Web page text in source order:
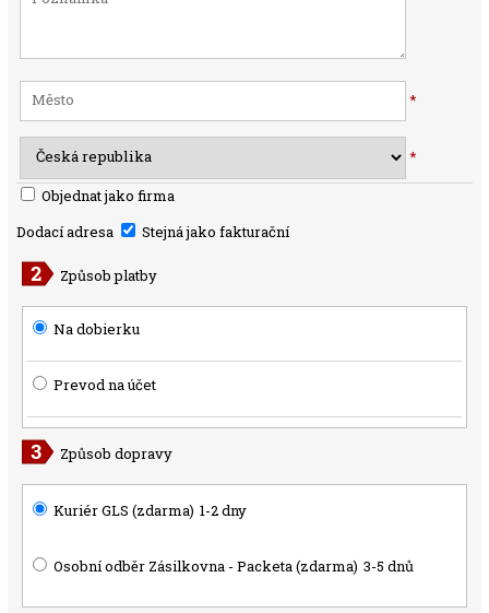
*
*
Objednat jako firma
Dodací adresa
Stejná jako fakturační
Způsob platby
Na dobierku
Prevod na účet
Způsob dopravy
Kuriér GLS (zdarma) 1-2 dny
Osobní odběr Zásilkovna - Packeta (zdarma) 3-5 dnů